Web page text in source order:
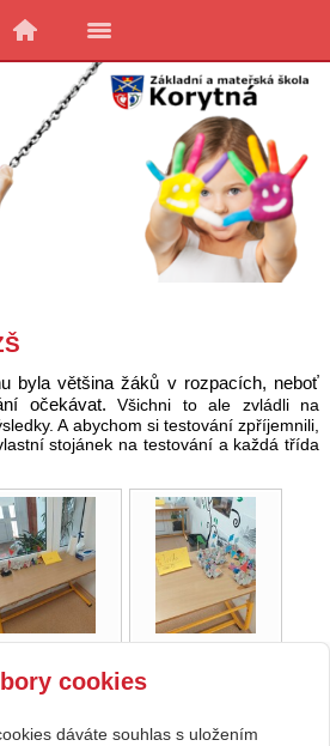
byla většina žáků v rozpacích, neboť
očekávat.Všichni to ale zvládli na
A abychom si testování zpříjemnili,
stojánek na testování a každá třída
Korytná, okres Uherské Hradiště, příspěvková
organizace
cookies
dáváte souhlas s uložením